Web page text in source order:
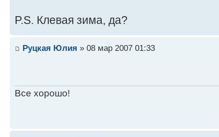
P.S. Клевая зима, да?
Руцкая Юлия » 08 мар 2007 01:33
Все хорошо!